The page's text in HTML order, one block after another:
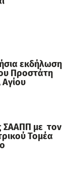
εκδήλωση
Προστάτη
ΣΑΑΠΠ με τον
Τομέα